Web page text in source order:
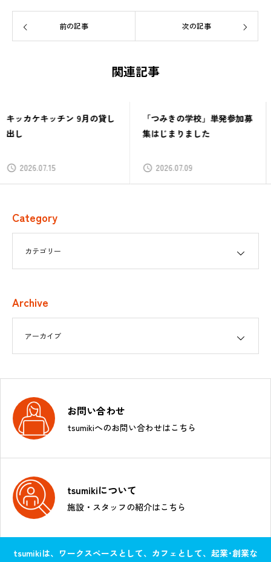
前の記事 次の記事
関連記事
「つみきの学校」単発参加募
集はじまりました
2026.07.09
つみきの学校番外編「ローカ
ルではじめる／ローカルでつ
2026.06.30
Category
Archive
お問い合わせ
tsumikiへのお問い合わせはこちら
tsumikiについて
施設・スタッフの紹介はこちら
tsumikiは、ワークスペースとして、カフェとして、起業･創業な